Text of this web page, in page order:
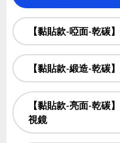
【黏貼款-啞面-乾碳
【黏貼款-緞造-乾碳
【黏貼款-亮面-乾碳
視鏡